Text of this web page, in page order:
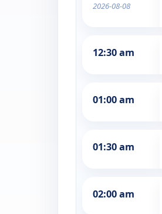
2026-08-08
12:30 am
01:00 am
01:30 am
02:00 am